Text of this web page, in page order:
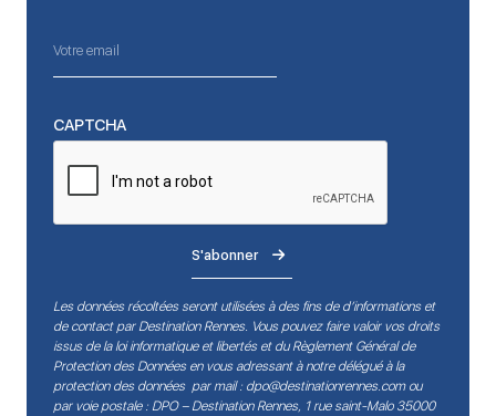
CAPTCHA
S'abonner
Les données récoltées seront utilisées à des fins de d’informations et
de contact par Destination Rennes. Vous pouvez faire valoir vos droits
issus de la loi informatique et libertés et du Règlement Général de
Protection des Données en vous adressant à notre délégué à la
protection des données par mail : dpo@destinationrennes.comou
par voie postale : DPO – Destination Rennes, 1 rue saint-Malo 35000